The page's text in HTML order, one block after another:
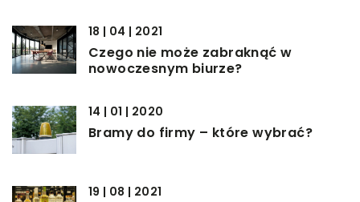
18 | 04 | 2021
Czego nie może zabraknąć w
nowoczesnym biurze?
14 | 01 | 2020
Bramy do firmy – które wybrać?
19 | 08 | 2021